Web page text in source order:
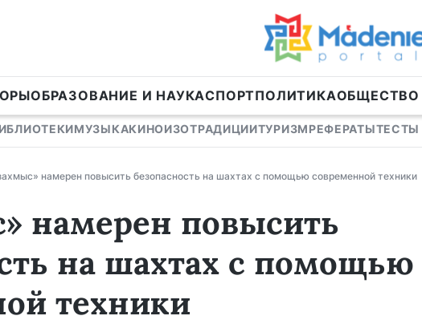
ОБРАЗОВАНИЕ И НАУКАСПОРТПОЛИТИКАОБЩЕСТВО
МУЗЫКАКИНОИЗОТРАДИЦИИТУРИЗМРЕФЕРАТЫТЕСТЫ
намерен повысить безопасность на шахтах с помощью современной техники
намерен повысить
на шахтах с помощью
техники